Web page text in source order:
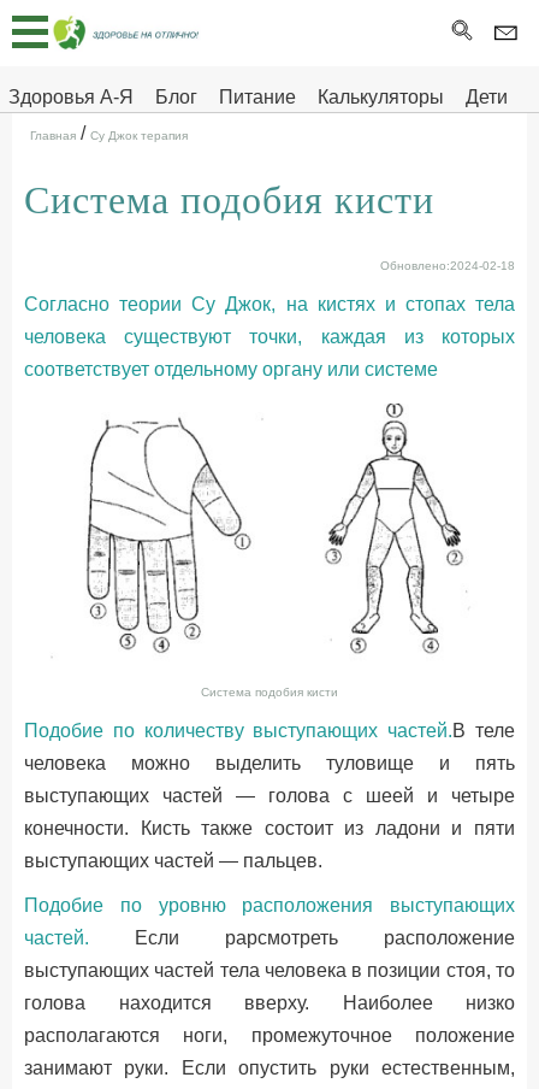
Здоровья А-Я Блог Питание Калькуляторы
Дети
Здоровье на отлично
Главная
Тесты
Про
ДЕТЯМ
Главная / Су Джок терапия
Система подобия кисти
Обновлено:2024-02-18
Согласно теории Су Джок, на кистях и стопах тела
человека существуют точки, каждая из которых
соответствует отдельному органу или системе
Система подобия кисти
Подобие по количеству выступающих частей.В теле
человека можно выделить туловище и пять
выступающих частей — голова с шеей и четыре
конечности. Кисть также состоит из ладони и пяти
выступающих частей — пальцев.
Подобие по уровню расположения выступающих
частей. Если рарсмотреть расположение
выступающих частей тела человека в позиции стоя, то
голова находится вверху. Наиболее низко
располагаются ноги, промежуточное положение
занимают руки. Если опустить руки естественным,